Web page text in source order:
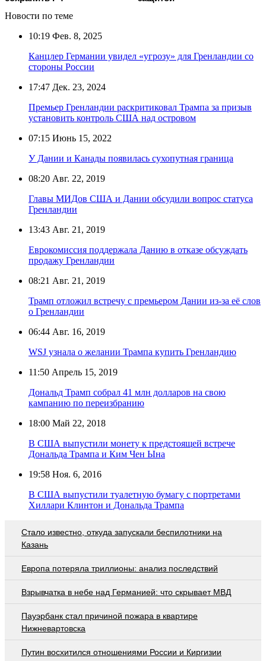
Новости по теме
10:19 Фев. 8, 2025
Канцлер Германии увидел «угрозу» для Гренландии со
стороны России
17:47 Дек. 23, 2024
Премьер Гренландии раскритиковал Трампа за призыв
установить контроль США над островом
07:15 Июнь 15, 2022
У Дании и Канады появилась сухопутная граница
08:20 Авг. 22, 2019
Главы МИДов США и Дании обсудили вопрос статуса
Гренландии
13:43 Авг. 21, 2019
Еврокомиссия поддержала Данию в отказе обсуждать
продажу Гренландии
08:21 Авг. 21, 2019
Трамп отложил встречу с премьером Дании из-за её слов
о Гренландии
06:44 Авг. 16, 2019
WSJ узнала о желании Трампа купить Гренландию
11:50 Апрель 15, 2019
Дональд Трамп собрал 41 млн долларов на свою
кампанию по переизбранию
18:00 Май 22, 2018
В США выпустили монету к предстоящей встрече
Дональда Трампа и Ким Чен Ына
19:58 Ноя. 6, 2016
В США выпустили туалетную бумагу с портретами
Хиллари Клинтон и Дональда Трампа
Стало известно, откуда запускали беспилотники на
Казань
Европа потеряла триллионы: анализ последствий
Взрывчатка в небе над Германией: что скрывает МВД
Пауэрбанк стал причиной пожара в квартире
Нижневартовска
Путин восхитился отношениями России и Киргизии